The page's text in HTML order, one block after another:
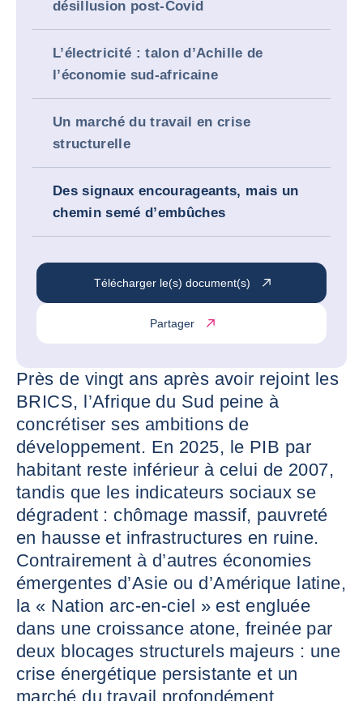
désillusion post-Covid
L’électricité : talon d’Achille de
l’économie sud-africaine
Un marché du travail en crise
structurelle
Des signaux encourageants, mais un
chemin semé d’embûches
Télécharger le(s) document(s)
Partager
Près de vingt ans après avoir rejoint les
BRICS, l’Afrique du Sud peine à
concrétiser ses ambitions de
développement. En 2025, le PIB par
habitant reste inférieur à celui de 2007,
tandis que les indicateurs sociaux se
dégradent : chômage massif, pauvreté
en hausse et infrastructures en ruine.
Contrairement à d’autres économies
émergentes d’Asie ou d’Amérique latine,
la « Nation arc-en-ciel » est engluée
dans une croissance atone, freinée par
deux blocages structurels majeurs : une
crise énergétique persistante et un
marché du travail profondément